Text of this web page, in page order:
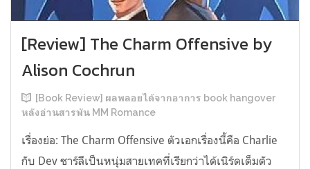
[Review] The Charm Offensive by
Alison Cochrun
[Book Review] ผลพลอยได้จากอาการ book hangover
หลังอ่านสารพัน MM Romance
เรื่องย่อ: The Charm Offensive ตัวเอกเรื่องนี้คือ Charlie
กับ Dev ชาร์ลีเป็นหนุ่มสายเทคที่เรียกว่าได้เนิร์ดเต็มตัว